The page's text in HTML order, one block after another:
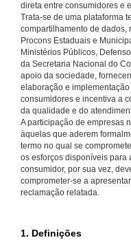
direta entre consumidores e
Trata-se de uma plataforma
compartilhamento de dados,
Procons Estaduais e
Ministérios Públicos,
da Secretaria Nacional do
apoio da sociedade,
elaboração e
consumidores e incentiva a
da qualidade e do
A participação de empresas
àquelas que aderem
termo no qual se
os esforços disponíveis para
consumidor, por sua vez,
comprometer-se a
reclamação relatada.
1. Definições